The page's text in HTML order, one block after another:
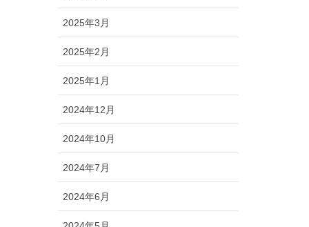
2025年3月
2025年2月
2025年1月
2024年12月
2024年10月
2024年7月
2024年6月